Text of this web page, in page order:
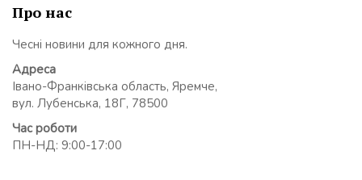
Про нас
Чесні новини для кожного дня.
Адреса
Івано-Франківська область, Яремче,
вул. Лубенська, 18Г, 78500
Час роботи
ПН-НД: 9:00-17:00